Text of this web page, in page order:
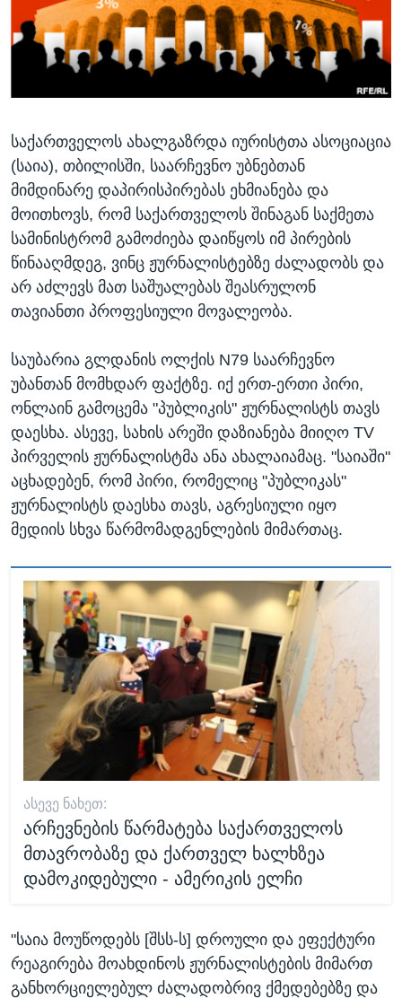
ᲡᲢᲣᲓᲘᲐ ᲕᲐᲨᲘᲜᲒᲢᲝᲜᲘ
ᲔᲙᲝᲜᲝᲛᲘᲙᲐ
ᲯᲐᲜᲛᲠᲗᲔᲚᲝᲑᲐ
ᲙᲣᲚᲢᲣᲠᲐ
ᲒᲐᲚᲘᲚᲔᲝ
ᲓᲔᲖᲘᲜᲤᲝᲠᲛᲐᲪᲘᲐ
Learning English
ენები
საქართველოს ახალგაზრდა იურისტთა ასოციაცია
(საია), თბილისში, საარჩევნო უბნებთან
მიმდინარე დაპირისპირებას ეხმიანება და
მოითხოვს, რომ საქართველოს შინაგან საქმეთა
სამინისტრომ გამოძიება დაიწყოს იმ პირების
წინააღმდეგ, ვინც ჟურნალისტებზე ძალადობს და
არ აძლევს მათ საშუალებას შეასრულონ
თავიანთი პროფესიული მოვალეობა.
საუბარია გლდანის ოლქის N79 საარჩევნო
უბანთან მომხდარ ფაქტზე. იქ ერთ-ერთი პირი,
ონლაინ გამოცემა "პუბლიკის" ჟურნალისტს თავს
დაესხა. ასევე, სახის არეში დაზიანება მიიღო TV
პირველის ჟურნალისტმა ანა ახალაიამაც. "საიაში"
აცხადებენ, რომ პირი, რომელიც "პუბლიკას"
ჟურნალისტს დაესხა თავს, აგრესიული იყო
მედიის სხვა წარმომადგენლების მიმართაც.
ᲐᲡᲔᲕᲔ ᲜᲐᲮᲔᲗ:
არჩევნების წარმატება საქართველოს
მთავრობაზე და ქართველ ხალხზეა
დამოკიდებული - ამერიკის ელჩი
"საია მოუწოდებს [შსს-ს] დროული და ეფექტური
რეაგირება მოახდინოს ჟურნალისტების მიმართ
განხორციელებულ ძალადობრივ ქმედებებზე და